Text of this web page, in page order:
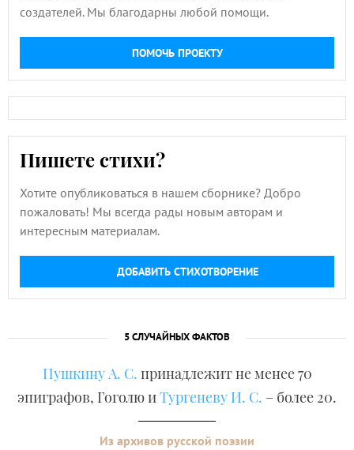
создателей. Мы благодарны любой помощи.
ПОМОЧЬ ПРОЕКТУ
Пишете стихи?
Хотите опубликоваться в нашем сборнике? Добро
пожаловать! Мы всегда рады новым авторам и
интересным материалам.
ДОБАВИТЬ СТИХОТВОРЕНИЕ
5 СЛУЧАЙНЫХ ФАКТОВ
Пушкину А. С. принадлежит не менее 70
эпиграфов, Гоголю иТургеневу И. С. – более 20.
Из архивов русской поэзии